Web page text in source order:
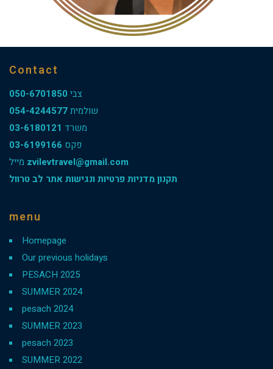
Contact
צבי 050-6701850
שולמית054-4244577
משרד 03-6180121
פקס 03-6199166
zvilevtravel@gmail.com
תקנון מדניות פרטיות ונגישות אתר לב טרוול
menu
Homepage
Our previous holidays
PESACH 2025
SUMMER 2024
pesach 2024
SUMMER 2023
pesach 2023
SUMMER 2022